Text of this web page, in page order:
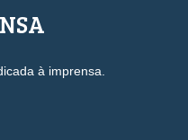
à imprensa.